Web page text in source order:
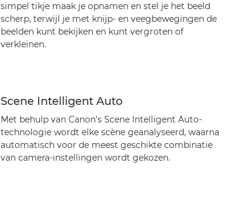
simpel tikje maak je opnamen en stel je het beeld
scherp, terwijl je met knijp- en veegbewegingen de
beelden kunt bekijken en kunt vergroten of
verkleinen.
Scene Intelligent Auto
Met behulp van Canon's Scene Intelligent Auto-
technologie wordt elke scène geanalyseerd, waarna
automatisch voor de meest geschikte combinatie
van camera-instellingen wordt gekozen.